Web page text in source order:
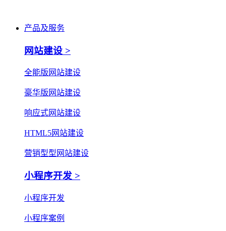
产品及服务
网站建设 >
全能版网站建设
豪华版网站建设
响应式网站建设
HTML5网站建设
营销型型网站建设
小程序开发 >
小程序开发
小程序案例